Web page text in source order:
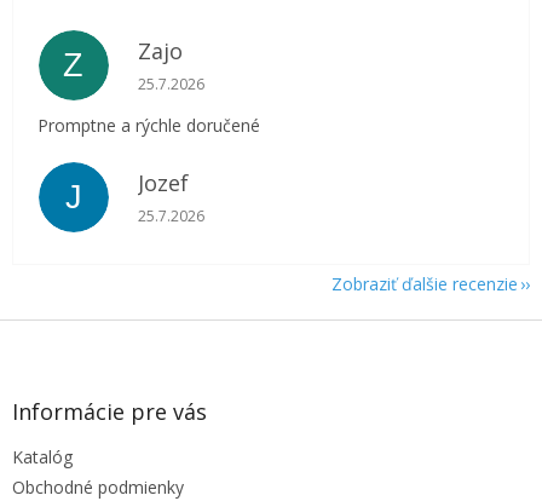
Z Zajo
Hodnotenie obchodu je 5 z 5 hviezdičiek.
25.7.2026
Promptne a rýchle doručené
J Jozef
Hodnotenie obchodu je 5 z 5 hviezdičiek.
25.7.2026
Zobraziť ďalšie recenzie
Z
Informácie pre vás
Katalóg
Obchodné podmienky